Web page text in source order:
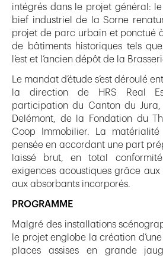
intégrés dans le projet général:
bief industriel de la Sorne
projet de parc urbain et ponctué
de bâtiments historiques tels
l’est et l’ancien dépôt de la
Le mandat d’étude s’est déroulé
la direction de HRS Real
participation du Canton du
Delémont, de la Fondation du
Coop Immobilier. La
pensée en accordant une part
laissé brut, en total
exigences acoustiques grâce aux
aux absorbants incorporés.
PROGRAMME
Malgré des installations
le projet englobe la création
places assises en grande